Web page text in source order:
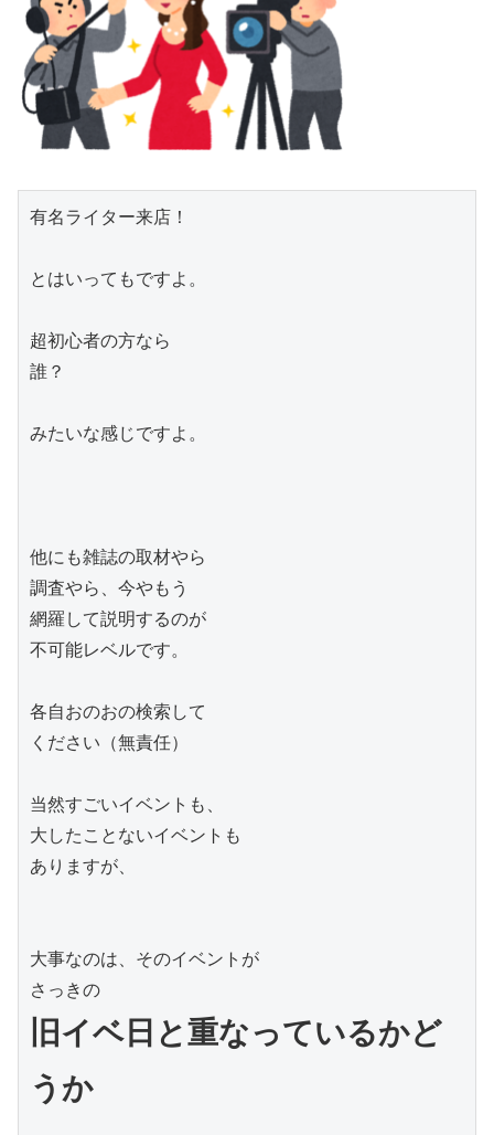
有名ライター来店！
とはいってもですよ。
超初心者の方なら
誰？
みたいな感じですよ。
他にも雑誌の取材やら
調査やら、今やもう
網羅して説明するのが
不可能レベルです。
各自おのおの検索して
ください（無責任）
当然すごいイベントも、
大したことないイベントも
ありますが、
大事なのは、そのイベントが
旧イベ日と重なっているかど
うか